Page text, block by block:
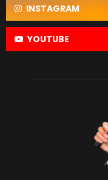
INSTAGRAM
YOUTUBE